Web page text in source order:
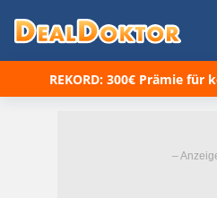
REKORD: 300€ Prämie